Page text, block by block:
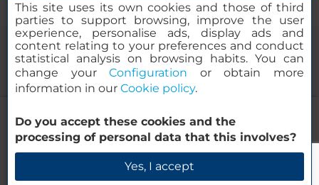
NH Stuttgart Airport
Beschikbaarheid controleren
© 2000-2026 MINOR HOTELS EUROPE & AMERICAS Santa Engracia
120. 28003 Madrid, Spanje
This site uses its own cookies and those of third
parties to support browsing, improve the user
experience, personalise ads, display ads and
content relating to your preferences and conduct
statistical analysis on browsing habits. You can
change yourConfiguration or obtain more
information in our Cookie policy.
Do you accept these cookies and the
processing of personal data that this involves?
Yes, I accept